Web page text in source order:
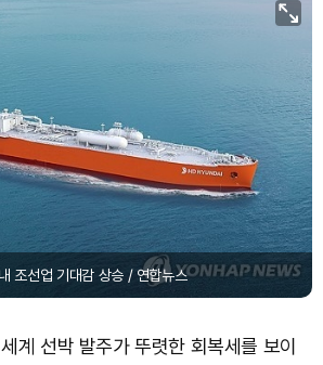
조선업 기대감 상승 / 연합뉴스
계 선박 발주가 뚜렷한 회복세를 보이